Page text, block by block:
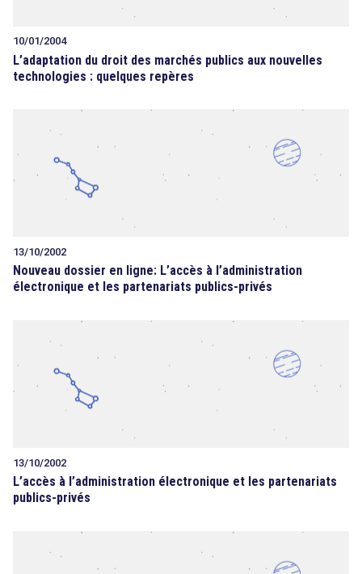
10/01/2004
L’adaptation du droit des marchés publics aux nouvelles
technologies : quelques repères
13/10/2002
Nouveau dossier en ligne: L’accès à l’administration
électronique et les partenariats publics-privés
13/10/2002
L’accès à l’administration électronique et les partenariats
publics-privés